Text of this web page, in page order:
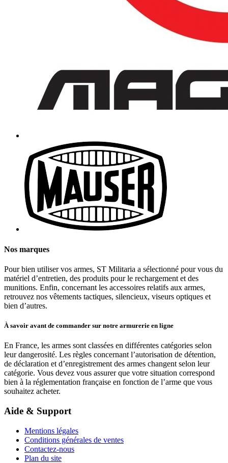
Nos marques
Pour bien utiliser vos armes, ST Militaria a sélectionné pour vous du
matériel d’entretien, des produits pour le rechargement et des
munitions. Enfin, concernant les accessoires relatifs aux armes,
retrouvez nos vêtements tactiques, silencieux, viseurs optiques et
bien d’autres.
À savoir avant de commander sur notre armurerie en ligne
En France, les armes sont classées en différentes catégories selon
leur dangerosité. Les règles concernant l’autorisation de détention,
de déclaration et d’enregistrement des armes changent selon leur
catégorie. Vous devez vous assurer que votre situation correspond
bien à la réglementation française en fonction de l’arme que vous
souhaitez acheter.
Aide & Support
Mentions légales
Conditions générales de ventes
Contactez-nous
Plan du site